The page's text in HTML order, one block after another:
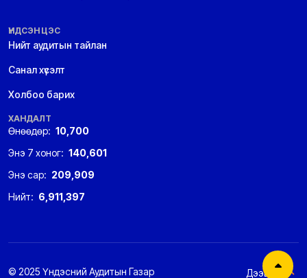
ҮНДСЭН ЦЭС
Нийт аудитын тайлан
Санал хүсэлт
Холбоо барих
ХАНДАЛТ
Өнөөдөр: 10,700
Энэ 7 хоног: 140,601
Энэ сар: 209,909
Нийт: 6,911,397
© 2025 Үндэсний Аудитын Газар Дээшээ